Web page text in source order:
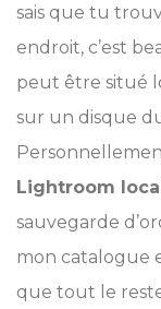
sais que tu
endroit, c’est
peut être situé
sur un disque
Lightroom
sauvegarde
mon catalogue
que tout le